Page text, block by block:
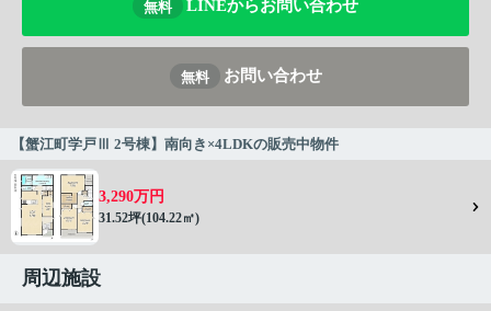
無料 LINEからお問い合わせ
無料 お問い合わせ
【蟹江町学戸Ⅲ 2号棟】南向き×4LDKの販売中物件
3,290万円
31.52坪(104.22㎡)
周辺施設